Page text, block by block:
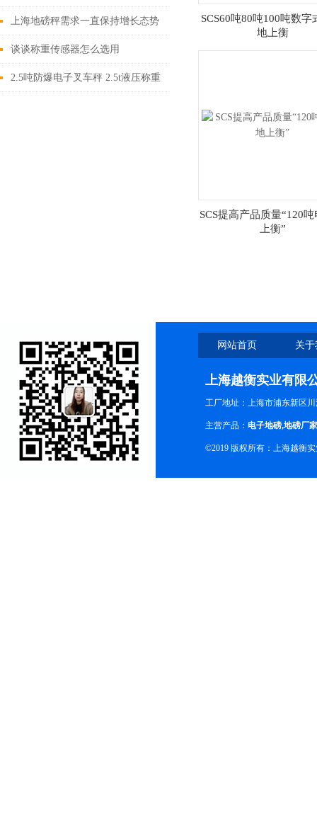
可以分几类？各有什么特点？
上海地磅秤需求一直保持增长态势
谈谈称重传感器怎么选用
2.5吨防爆电子叉车秤 2.5t液压称重
SCS60吨80吨100吨数字
地上衡
SCS提高产品质量“120
上衡”
网站首页 关
上海越衡实业有限
工厂地址：上海市浦东新区川
主营产品： 电子地磅,地磅厂家
©2019 版权所有：上海越衡